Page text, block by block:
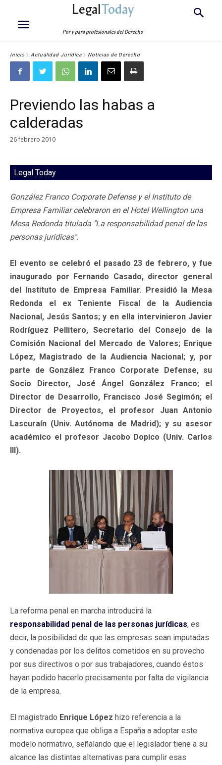
LegalToday
Por y para profesionales del Derecho
Inicio Actualidad Jurídica Noticias de Derecho
Previendo las habas a
calderadas
26 febrero 2010
Legal Today
González Franco Corporate Defense y el Instituto de
Empresa Familiar celebraron en el Hotel Wellington una
Mesa Redonda titulada "La responsabilidad penal de las
personas jurídicas".
El evento se celebró el pasado 23 de febrero, y fue
inaugurado por Fernando Casado, director general
del Instituto de Empresa Familiar. Presidió la Mesa
Redonda el ex Teniente Fiscal de la Audiencia
Nacional, Jesús Santos; y en ella intervinieron Javier
Rodríguez Pellitero, Secretario del Consejo de la
Comisión Nacional del Mercado de Valores; Enrique
López, Magistrado de la Audiencia Nacional; y, por
parte de González Franco Corporate Defense, su
Socio Director, José Ángel González Franco; el
Director de Desarrollo, Francisco José Segimón; el
Director de Proyectos, el profesor Juan Antonio
Lascuraín (Univ. Autónoma de Madrid); y su asesor
académico el profesor Jacobo Dopico (Univ. Carlos
III).
La reforma penal en marcha introducirá la
responsabilidad penal de las personas jurídicas, es
decir, la posibilidad de que las empresas sean imputadas
y condenadas por los delitos cometidos en su provecho
por sus directivos o por sus trabajadores, cuando éstos
hayan podido hacerlo precisamente por falta de vigilancia
de la empresa.
El magistrado Enrique López hizo referencia a la
normativa europea que obliga a España a adoptar este
modelo normativo, señalando que el legislador tiene a su
alcance las distintas alternativas para cumplir esas